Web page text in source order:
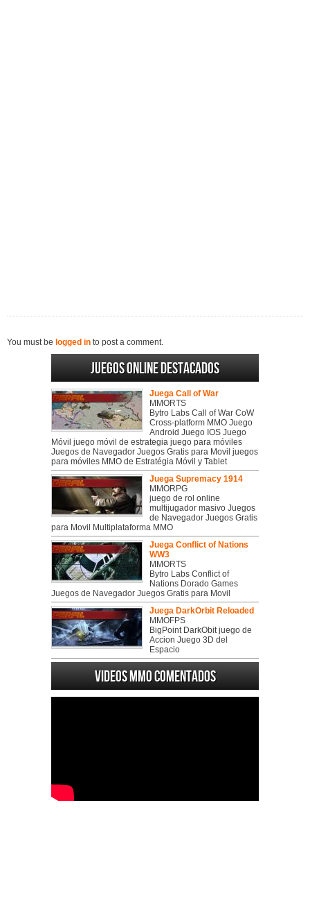
You must be logged in to post a comment.
Juegos online destacados
Juega Call of War
MMORTS
Bytro Labs Call of War CoW
Cross-platform MMO Juego
Android Juego IOS Juego
Móvil juego móvil de estrategia juego para móviles
Juegos de Navegador Juegos Gratis para Movil juegos
para móviles MMO de Estratégia Móvil y Tablet
Juega Supremacy 1914
MMORPG
juego de rol online
multijugador masivo Juegos
de Navegador Juegos Gratis
para Movil Multiplataforma MMO
Juega Conflict of Nations
WW3
MMORTS
Bytro Labs Conflict of
Nations Dorado Games
Juegos de Navegador Juegos Gratis para Movil
Juega DarkOrbit Reloaded
MMOFPS
BigPoint DarkObit juego de
Accion Juego 3D del
Espacio
Videos MMO Comentados